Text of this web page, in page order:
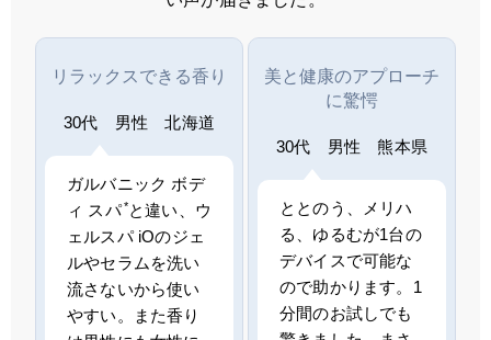
リラックスできる香り
30代 男性 北海道
ガルバニック ボデ
ィ スパ*と違い、ウ
ェルスパ iOのジェ
ルやセラムを洗い
流さないから使い
やすい。また香り
美と健康のアプローチ
に驚愕
30代 男性 熊本県
ととのう、メリハ
る、ゆるむが1台の
デバイスで可能な
ので助かります。1
分間のお試しでも